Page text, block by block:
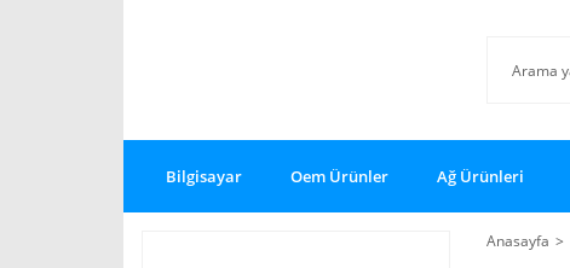
Bilgisayar Oem Ürünler Ağ Ürünleri
Anasayfa